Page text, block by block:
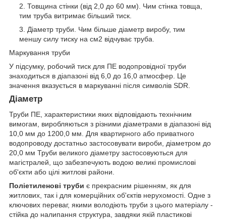
Товщина стінки (від 2,0 до 60 мм). Чим стінка товща,
тим труба витримає більший тиск.
Діаметр труби. Чим більше діаметр виробу, тим
меншу силу тиску на см2 відчуває труба.
Маркування труби
У підсумку, робочий тиск для ПЕ водопровідної труби
знаходиться в діапазоні від 6,0 до 16,0 атмосфер. Це
значення вказується в маркуванні після символів SDR.
Діаметр
Труби ПЕ, характеристики яких відповідають технічним
вимогам, виробляються з різними діаметрами в діапазоні від
10,0 мм до 1200,0 мм. Для квартирного або приватного
водопроводу достатньо застосовувати вироби, діаметром до
20,0 мм Труби великого діаметру застосовуються для
магістралей, що забезпечують водою великі промислові
об'єкти або цілі житлові райони.
Поліетиленові труби є прекрасним рішенням, як для
житлових, так і для комерційних об'єктів нерухомості. Одне з
ключових переваг, якими володіють труби з цього матеріалу -
стійка до налипання структура, завдяки якій пластикові